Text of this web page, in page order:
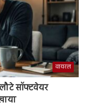
वायरल
सॉफ्टवेयर